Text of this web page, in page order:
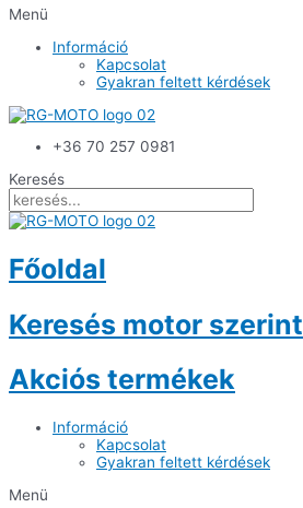
Menü
Információ
Kapcsolat
Gyakran feltett kérdések
+36 70 257 0981
Keresés
Főoldal
Keresés motor szerint
Akciós termékek
Információ
Kapcsolat
Gyakran feltett kérdések
Menü